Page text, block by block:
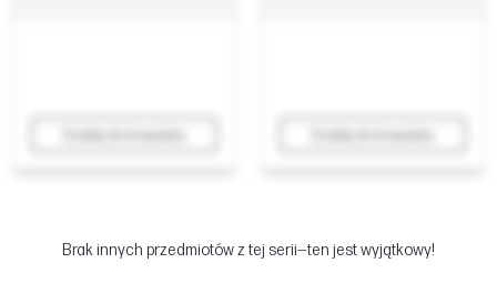
Brak innych przedmiotów z tej serii—ten jest wyjątkowy!